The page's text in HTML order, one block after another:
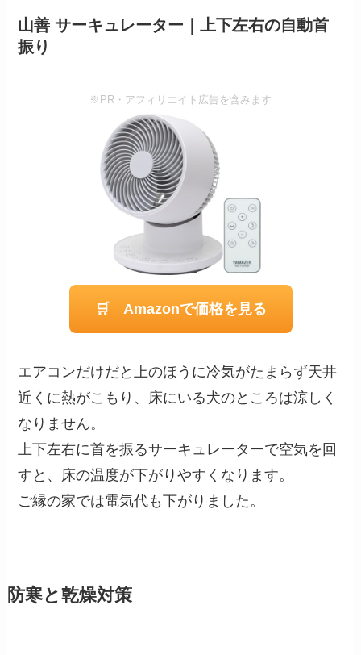
山善 サーキュレーター｜上下左右の自動首
振り
※PR・アフィリエイト広告を含みます
🛒 Amazonで価格を見る
エアコンだけだと上のほうに冷気がたまらず天井
近くに熱がこもり、床にいる犬のところは涼しく
なりません。
上下左右に首を振るサーキュレーターで空気を回
すと、床の温度が下がりやすくなります。
ご縁の家では電気代も下がりました。
防寒と乾燥対策